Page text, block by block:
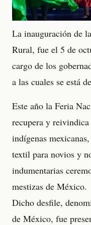
La inauguración de
Rural, fue el 5 de
cargo de los
a las cuales se está
Este año la Feria
recupera y
indígenas
textil para novios y
indumentarias
mestizas de México.
Dicho desfile,
de México, fue